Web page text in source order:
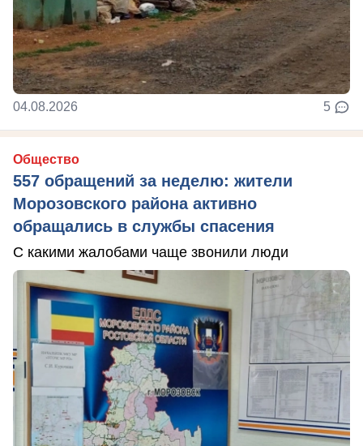
04.08.2026 5
Общество
557 обращений за неделю: жители
Морозовского района активно
обращались в службы спасения
С какими жалобами чаще звонили люди